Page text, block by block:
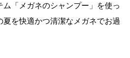
「メガネのシャンプー」を使っ
を快適かつ清潔なメガネでお過